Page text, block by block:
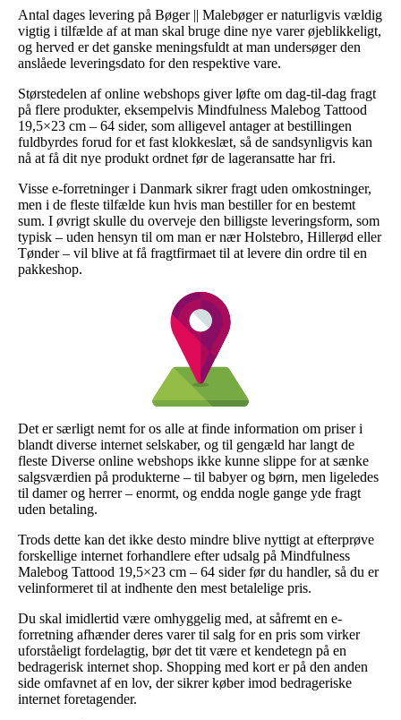
Antal dages levering på Bøger || Malebøger er naturligvis vældig
vigtig i tilfælde af at man skal bruge dine nye varer øjeblikkeligt,
og herved er det ganske meningsfuldt at man undersøger den
anslåede leveringsdato for den respektive vare.
Størstedelen af online webshops giver løfte om dag-til-dag fragt
på flere produkter, eksempelvis Mindfulness Malebog Tattood
19,5×23 cm – 64 sider, som alligevel antager at bestillingen
fuldbyrdes forud for et fast klokkeslæt, så de sandsynligvis kan
nå at få dit nye produkt ordnet før de lageransatte har fri.
Visse e-forretninger i Danmark sikrer fragt uden omkostninger,
men i de fleste tilfælde kun hvis man bestiller for en bestemt
sum. I øvrigt skulle du overveje den billigste leveringsform, som
typisk – uden hensyn til om man er nær Holstebro, Hillerød eller
Tønder – vil blive at få fragtfirmaet til at levere din ordre til en
pakkeshop.
Det er særligt nemt for os alle at finde information om priser i
blandt diverse internet selskaber, og til gengæld har langt de
fleste Diverse online webshops ikke kunne slippe for at sænke
salgsværdien på produkterne – til babyer og børn, men ligeledes
til damer og herrer – enormt, og endda nogle gange yde fragt
uden betaling.
Trods dette kan det ikke desto mindre blive nyttigt at efterprøve
forskellige internet forhandlere efter udsalg på Mindfulness
Malebog Tattood 19,5×23 cm – 64 sider før du handler, så du er
velinformeret til at indhente den mest betalelige pris.
Du skal imidlertid være omhyggelig med, at såfremt en e-
forretning afhænder deres varer til salg for en pris som virker
uforståeligt fordelagtig, bør det tit være et kendetegn på en
bedragerisk internet shop. Shopping med kort er på den anden
side omfavnet af en lov, der sikrer køber imod bedrageriske
internet foretagender.